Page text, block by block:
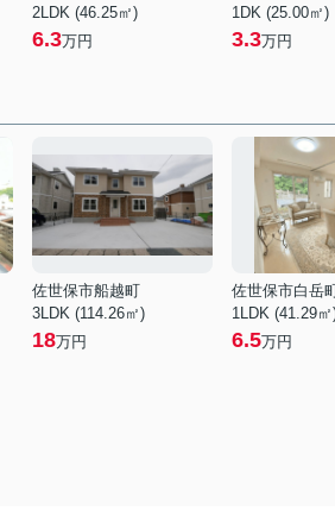
2LDK (46.25㎡)
6.3万円
1DK (25.00㎡)
3.3万円
佐世保市船越町
3LDK (114.26㎡)
18万円
佐世保市白岳
1LDK (41.29㎡
6.5万円